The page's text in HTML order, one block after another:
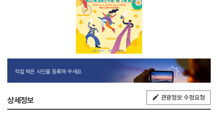
직접 찍은 사진을 등록해 주세요.
상세정보 관광정보 수정요청